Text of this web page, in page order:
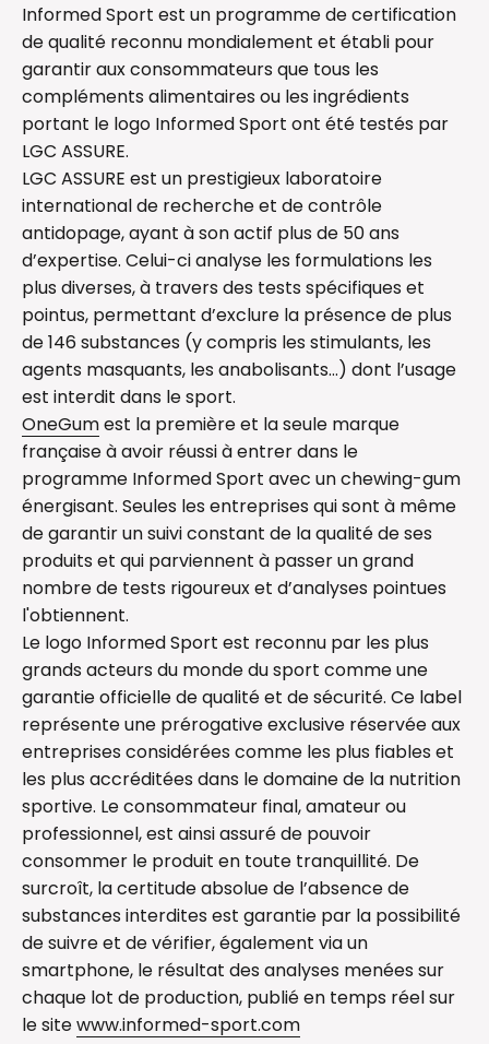
Informed Sport est un programme de certification
de qualité reconnu mondialement et établi pour
garantir aux consommateurs que tous les
compléments alimentaires ou les ingrédients
portant le logo Informed Sport ont été testés par
LGC ASSURE.
LGC ASSURE est un prestigieux laboratoire
international de recherche et de contrôle
antidopage, ayant à son actif plus de 50 ans
d’expertise. Celui-ci analyse les formulations les
plus diverses, à travers des tests spécifiques et
pointus, permettant d’exclure la présence de plus
de 146 substances (y compris les stimulants, les
agents masquants, les anabolisants…) dont l’usage
est interdit dans le sport.
OneGumest la première et la seule marque
française à avoir réussi à entrer dans le
programme Informed Sport avec un chewing-gum
énergisant. Seules les entreprises qui sont à même
de garantir un suivi constant de la qualité de ses
produits et qui parviennent à passer un grand
nombre de tests rigoureuxet d’analyses pointues
l'obtiennent.
Le logo Informed Sport est reconnu par les plus
grands acteurs du monde du sport comme une
garantie officielle de qualité et de sécurité. Ce label
représente une prérogative exclusive réservée aux
entreprises considérées comme les plus fiables et
les plus accréditées dans le domaine de la nutrition
sportive. Le consommateur final, amateur ou
professionnel, est ainsi assuré de pouvoir
consommer le produit en toute tranquillité. De
surcroît, la certitude absolue de l’absence de
substances interdites est garantie par la possibilité
de suivre et de vérifier, également via un
smartphone, le résultat des analyses menées sur
chaque lot de production, publié en temps réel sur
le sitewww.informed-sport.com